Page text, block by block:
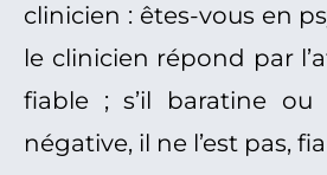
clinicien : êtes-vous en
le clinicien répond par
fiable ; s’il baratine
négative, il ne l’est pas,